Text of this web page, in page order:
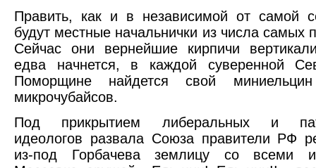
Править, как и в независимой от самой
будут местные начальнички из числа самых
Сейчас они вернейшие кирпичи
едва начнется,
в каждой суверенной
Поморщине найдется свой
микрочубайсов.
Под прикрытием либеральных и
идеологов развала Союза правители РФ
из-под Горбачева землицу со всеми